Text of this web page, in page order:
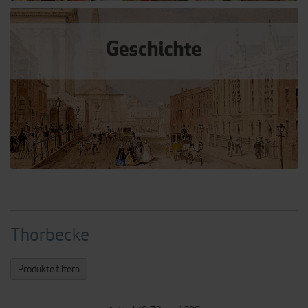
Thorbecke
Produkte filtern